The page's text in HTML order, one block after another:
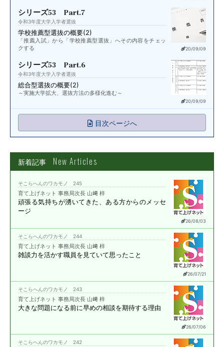
20/09/09
シリーズ53 Part.7
令和3年度大学入学者選抜
学校推薦型選抜の概要(2)
「推薦入試」から「学校推薦型選抜」へその内容をチェッ
クする
20/09/09
シリーズ53 Part.6
令和3年度大学入学者選抜
総合型選抜の概要(2)
～実施大学拡大、選抜方法の多様化進む～
目次ページへ
新着記事 New Articles
26/08/03
そこらへんのワカモノ 245
育て上げネット 事務局次長 山﨑 梓
頑張る気持ちが湧いてきた、 ある方からのメッセ
ージ
26/07/21
そこらへんのワカモノ 244
育て上げネット 事務局次長 山﨑 梓
雑談力を活かす職員を見ていて思ったこと
26/07/06
そこらへんのワカモノ 243
育て上げネット 事務局次長 山﨑 梓
大きな問題になる前に早めの相談を期待する理由
そこらへんのワカモノ 242